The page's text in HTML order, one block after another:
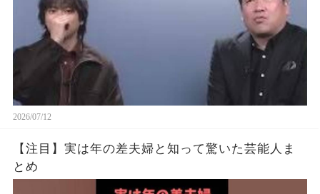
2026/07/12
【注目】実は年の差夫婦と知って驚いた芸能人ま
とめ